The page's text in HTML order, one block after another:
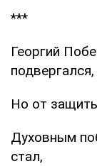
***
Георгий
подвергался,
Но от
Духовным
стал,